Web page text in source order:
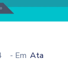
- Em Ata